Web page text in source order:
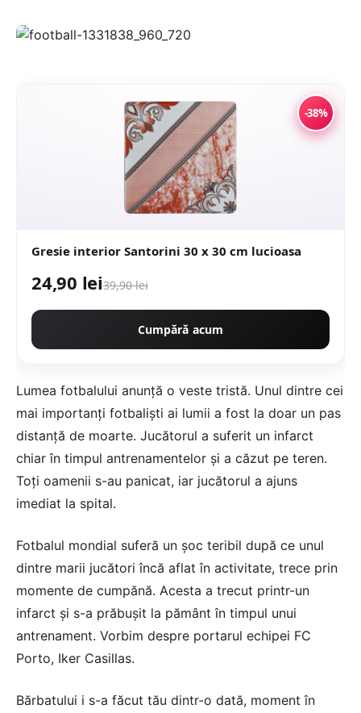
-38%
Gresie interior Santorini 30 x 30 cm lucioasa
24,90 lei39,90 lei
Cumpără acum
Lumea fotbalului anunță o veste tristă. Unul dintre cei
mai importanți fotbaliști ai lumii a fost la doar un pas
distanță de moarte. Jucătorul a suferit un infarct
chiar în timpul antrenamentelor și a căzut pe teren.
Toți oamenii s-au panicat, iar jucătorul a ajuns
imediat la spital.
Fotbalul mondial suferă un șoc teribil după ce unul
dintre marii jucători încă aflat în activitate, trece prin
momente de cumpănă. Acesta a trecut printr-un
infarct și s-a prăbușit la pământ în timpul unui
antrenament. Vorbim despre portarul echipei FC
Porto, Iker Casillas.
Bărbatului i s-a făcut tău dintr-o dată, moment în